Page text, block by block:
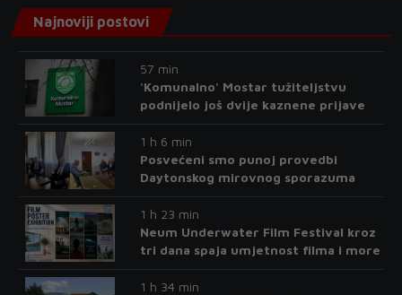
Najnoviji postovi
57 min
'Komunalno' Mostar tužiteljstvu
podnijelo još dvije kaznene prijave
1 h 6 min
Posvećeni smo punoj provedbi
Daytonskog mirovnog sporazuma
1 h 23 min
Neum Underwater Film Festival kroz
tri dana spaja umjetnost filma i more
1 h 34 min